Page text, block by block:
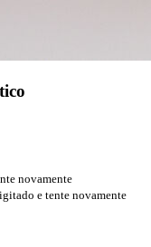
novamente
e tente novamente